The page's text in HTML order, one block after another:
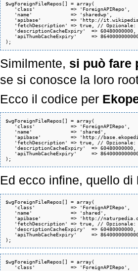
$wgForeignFileRepos[] = array(
   'class'            => 'ForeignAPIRepo',
   'name'             => 'sharedwp',
'apibase'          => 'http://
'fetchDescription' => true, //
'descriptionCacheExpiry'  =>
'apiThumbCacheExpiry'     =>
Similmente, si può fare
se si conosce la loro
Ecco il codice per
$wgForeignFileRepos[] = array(
   'class'            => 'ForeignAPIRepo',
   'name'             => 'shared',
'apibase'          => 'http://
'fetchDescription' => true, //
'descriptionCacheExpiry'  =>
'apiThumbCacheExpiry'     =>
Ed ecco infine, quello di
$wgForeignFileRepos[] = array(
   'class'            => 'ForeignAPIRepo',
   'name'             => 'shared',
'apibase'          => 'http://
'fetchDescription' => true, //
'descriptionCacheExpiry'  =>
'apiThumbCacheExpiry'     =>
$wgForeignFileRepos[] = array(
   'class'            => 'ForeignAPIRepo',